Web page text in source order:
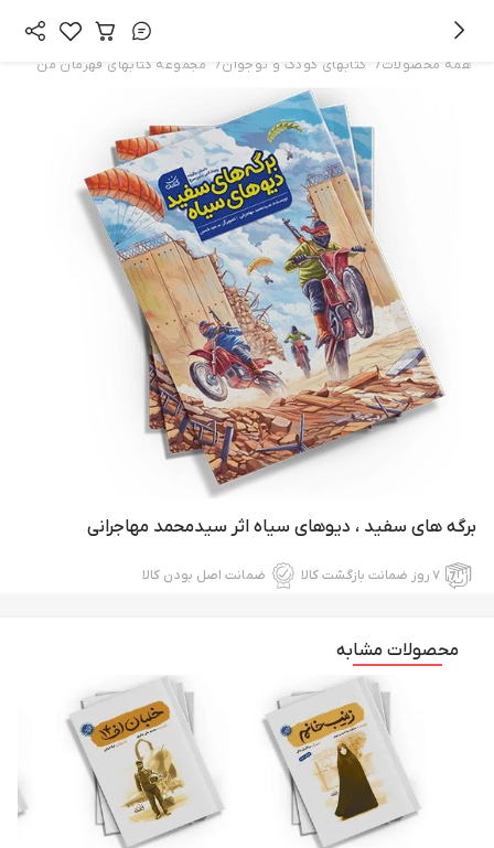
همه محصولات/ کتابهای کودک و نوجوان/ مجموعه کتابهای قهرمان من
برگه های سفید ، دیوهای سیاه اثر سیدمحمد مهاجرانی
۷ روز ضمانت بازگشت کالا ضمانت اصل بودن کالا
محصولات مشابه